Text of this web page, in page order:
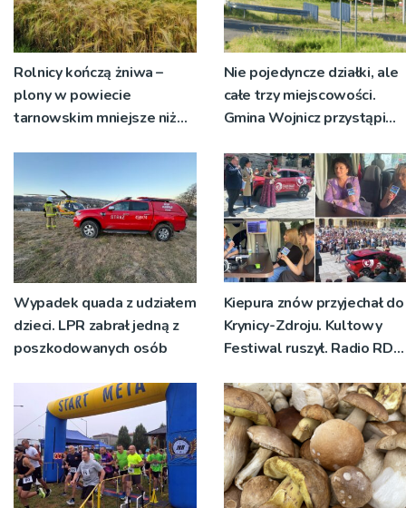
Rolnicy kończą żniwa –
plony w powiecie
tarnowskim mniejsze niż
Nie pojedyncze działki, ale
całe trzy miejscowości.
Gmina Wojnicz przystąpi
planistycznych
Wypadek quada z udziałem
dzieci. LPR zabrał jedną z
poszkodowanych osób
Kiepura znów przyjechał do
Krynicy-Zdroju. Kultowy
Festiwal ruszył. Radio RDN
żywo [ZDJĘCIA]